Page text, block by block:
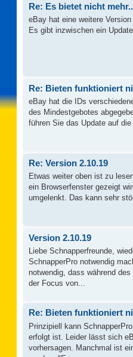
Re: Es bietet nicht
eBay hat eine weitere
Es gibt inzwischen ein
Re: Bieten funktioniert
eBay hat die IDs
des Mindestgebotes
führen Sie das Update auf
Re: Version 2.10.19
Etwas weiter oben ist zu
ein Browserfenster gezeigt
umgelenkt. Das kann sehr
Version 2.10.19
Liebe Schnapperfreunde,
SchnapperPro notwendig
notwendig, dass während
der Focus von...
Re: Bieten funktioniert
Prinzipiell kann
erfolgt ist. Leider lässt sich
vorhersagen. Manchmal ist